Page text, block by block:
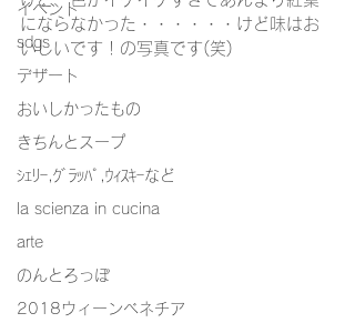
イベント
sdgs
デザート
おいしかったもの
きちんとスープ
ｼｪﾘｰ,ｸﾞﾗｯﾊﾟ,ｳｨｽｷｰなど
la scienza in cucina
arte
のんとろっぽ
2018ウィーンベネチア
にならなかった・・・・・・けど味はお
いしいです！の写真です(笑)